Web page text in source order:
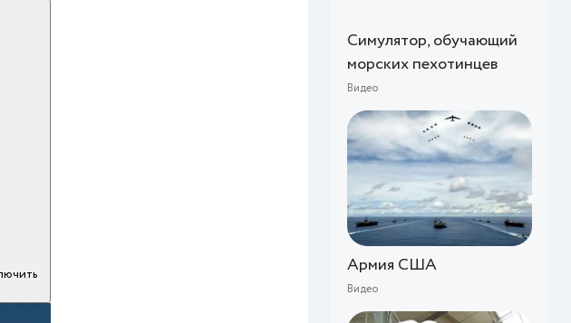
Симулятор, обучающий
морских пехотинцев
Видео
Армия США
Видео